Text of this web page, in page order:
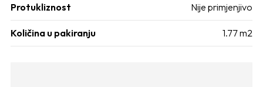
Protukliznost Nije primjenjivo
Količina u pakiranju 1.77 m2